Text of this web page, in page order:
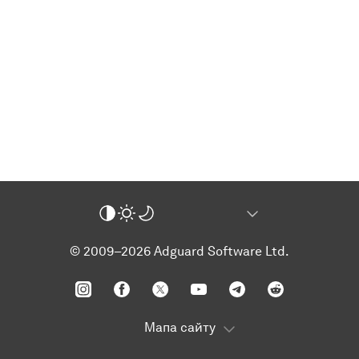
© 2009–2026 Adguard Software Ltd.
Мапа сайту